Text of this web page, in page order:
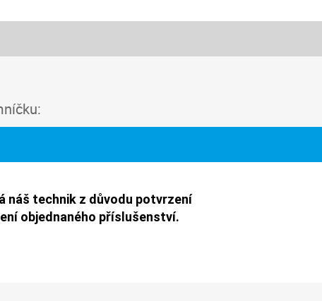
náš technik z důvodu potvrzení
objednaného příslušenství.